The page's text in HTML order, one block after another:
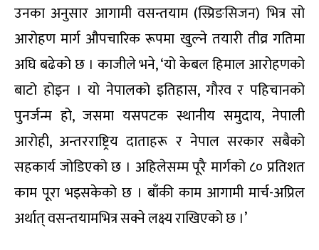
उनका अनुसार आगामी वसन्तयाम (स्प्रिङसिजन) भित्र सो
आरोहण मार्ग औपचारिक रूपमा खुल्ने तयारी तीव्र गतिमा
अघि बढेको छ । काजीले भने, ‘यो केबल हिमाल आरोहणको
बाटो होइन । यो नेपालको इतिहास, गौरव र पहिचानको
पुनर्जन्म हो, जसमा यसपटक स्थानीय समुदाय, नेपाली
आरोही, अन्तरराष्ट्रिय दाताहरू र नेपाल सरकार सबैको
सहकार्य जोडिएको छ । अहिलेसम्म पूरै मार्गको ८० प्रतिशत
काम पूरा भइसकेको छ । बाँकी काम आगामी मार्च-अप्रिल
अर्थात् वसन्तयामभित्र सक्ने लक्ष्य राखिएको छ ।’